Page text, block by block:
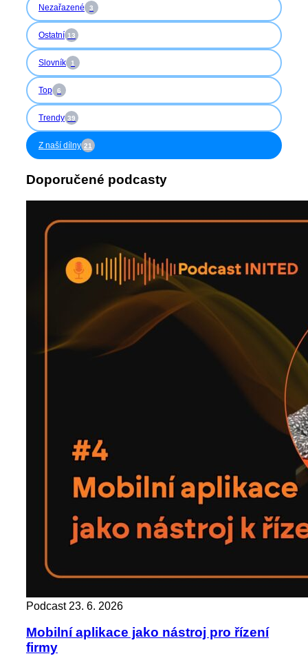
Nezařazené 3
Ostatní 13
Slovník 1
Top 6
Trendy 39
Z naší dílny 21
Doporučené podcasty
Podcast 23. 6. 2026
Mobilní aplikace jako nástroj pro řízení
firmy